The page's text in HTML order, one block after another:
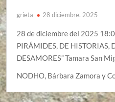
grieta 28 diciembre, 2025
28 de diciembre del 2025
PIRÁMIDES, DE HISTORIAS,
DESAMORES” Tamara San
NODHO, Bárbara Zamora y